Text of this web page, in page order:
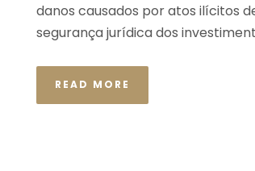
danos causados por atos ilícitos
segurança jurídica dos
READ MORE